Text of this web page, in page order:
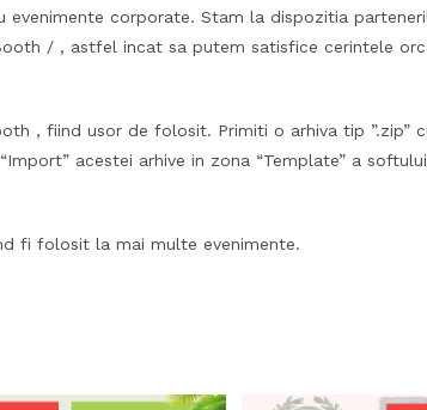
corporate. Stam la dispozitia
/ , astfel incat sa putem satisfice cerintele
, fiind usor de folosit. Primiti o arhiva tip ”.zip”
acestei arhive in zona “Template” a
fi folosit la mai multe evenimente.